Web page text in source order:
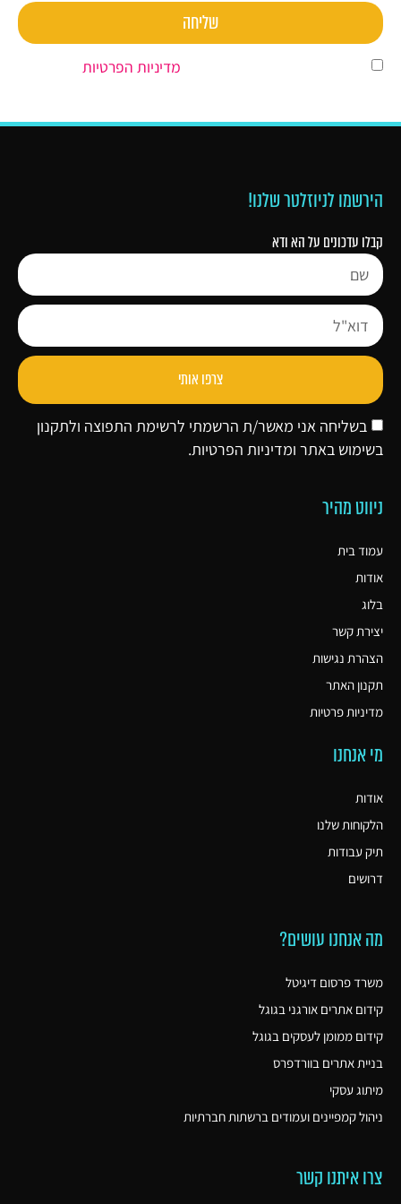
מדיניות הפרטיות
שליחה
הירשמו לניוזלטר שלנו!
קבלו עדכונים על הא ודא
בשליחה אני מאשר/ת הרשמתי לרשימת התפוצה ולתקנון
בשימוש באתר ומדיניות הפרטיות.
צרפו אותי
ניווט מהיר
עמוד בית
אודות
בלוג
יצירת קשר
הצהרת נגישות
תקנון האתר
מדיניות פרטיות
מי אנחנו
אודות
הלקוחות שלנו
תיק עבודות
דרושים
מה אנחנו עושים?
משרד פרסום דיגיטל
קידום אתרים אורגני בגוגל
קידום ממומן לעסקים בגוגל
בניית אתרים בוורדפרס
מיתוג עסקי
ניהול קמפיינים ועמודים ברשתות חברתיות
צרו איתנו קשר